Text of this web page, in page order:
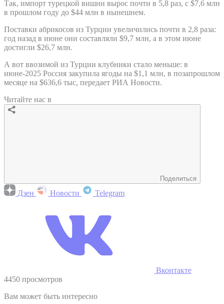
Так, импорт турецкой вишни вырос почти в 5,8 раз, с $7,6 млн
в прошлом году до $44 млн в нынешнем.
Поставки абрикосов из Турции увеличились почти в 2,8 раза:
год назад в июне они составляли $9,7 млн, а в этом июне
достигли $26,7 млн.
А вот ввозимой из Турции клубники стало меньше: в
июне-2025 Россия закупила ягоды на $1,1 млн, в позапрошлом
месяце на $636,6 тыс, передает РИА Новости.
Читайте нас в
Поделиться
Дзен Новости Telegram
Вконтакте
4450 просмотров
Вам может быть интересно